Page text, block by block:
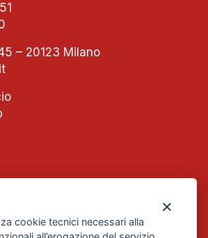
cookie tecnici necessari alla
– 20123 Milano
n. 1656740
1307